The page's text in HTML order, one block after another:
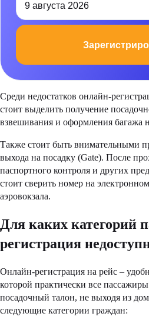
9 августа 2026
Среди недостатков онлайн-
стоит выделить получение
взвешивания и оформления багажа
Также стоит быть внимательными
выхода на посадку (Gate). После
паспортного контроля и других
стоит сверить номер на
аэровокзала.
Для каких категорий
регистрация
Онлайн-регистрация на рейс –
которой практически все
посадочный талон, не выходя из
следующие категории граждан: